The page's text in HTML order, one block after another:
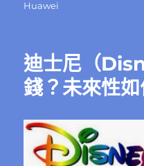
日
Huawei
迪士尼（
錢？未來性如